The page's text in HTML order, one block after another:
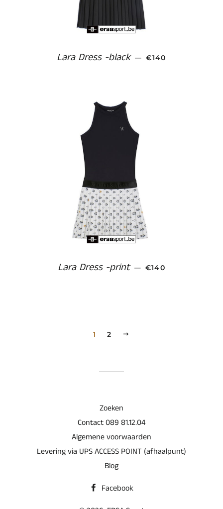
Lara Dress -black — NORMALE PRIJS
€140
Lara Dress -print — NORMALE PRIJS
€140
1 2
Zoeken
Contact 089 81.12.04
Algemene voorwaarden
Levering via UPS ACCESS POINT (afhaalpunt)
Blog
Facebook